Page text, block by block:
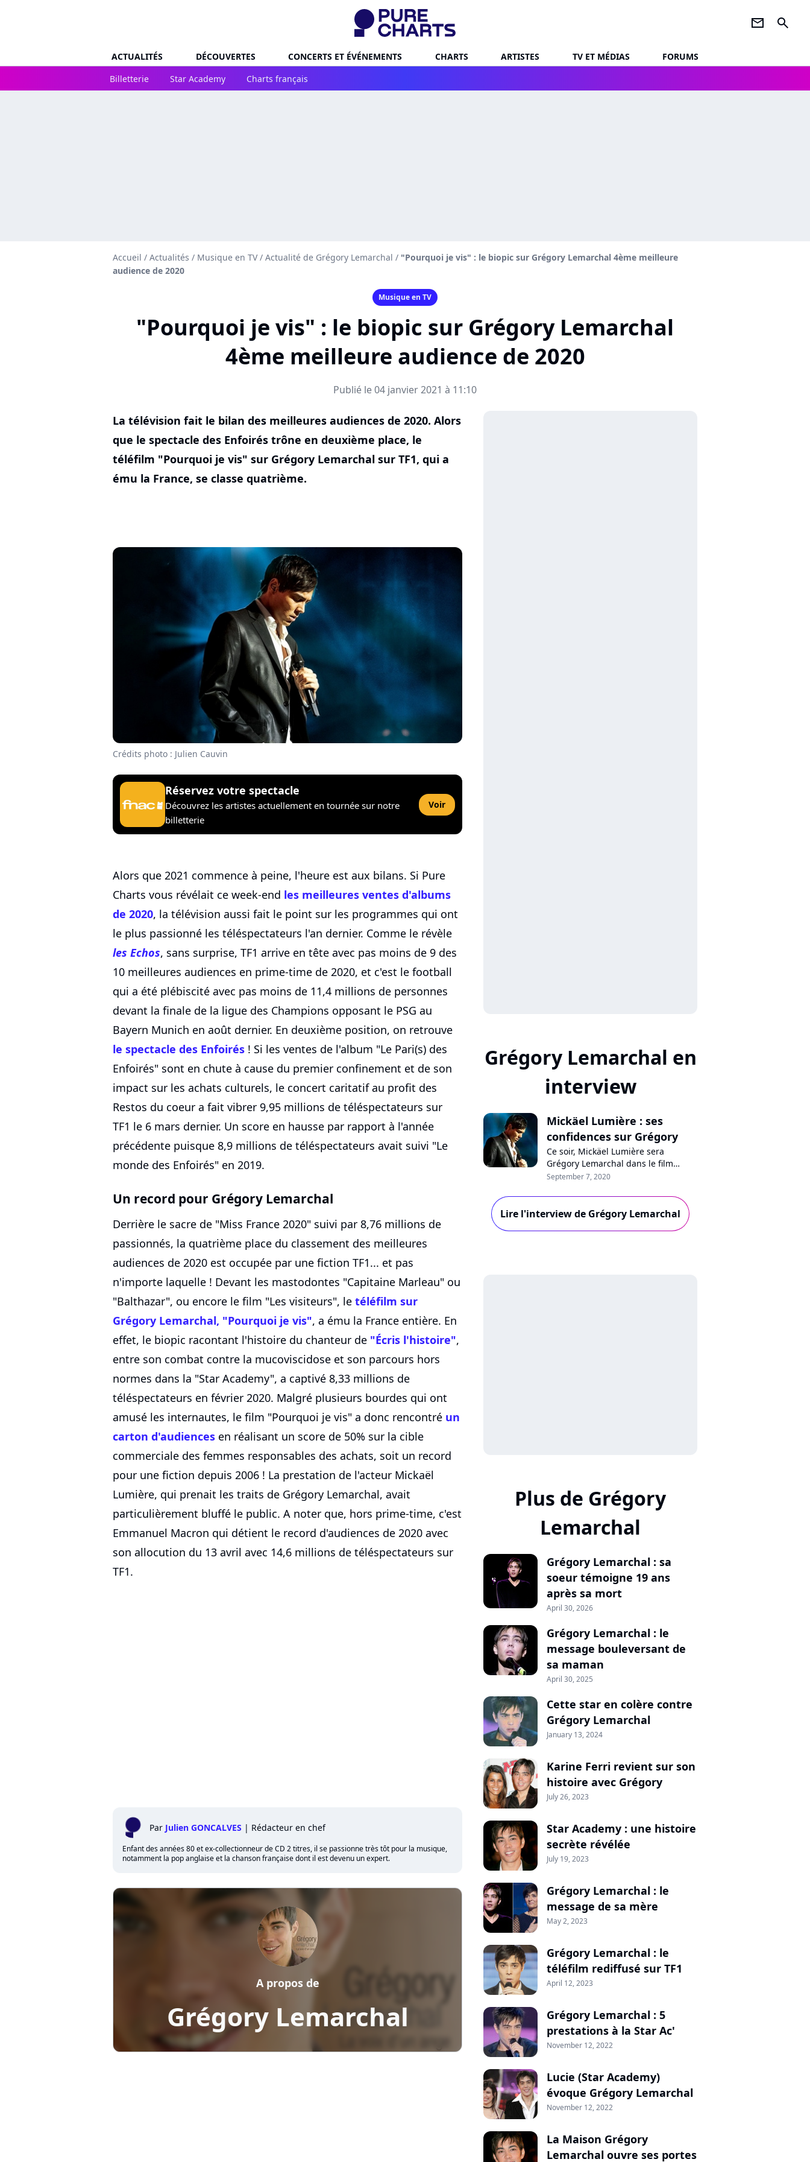
newsletter search
ACTUALITÉS DÉCOUVERTES CONCERTS ET ÉVÉNEMENTS CHARTS ARTISTES TV ET MÉDIAS
FORUMS
Billetterie
Star Academy Charts français
Accueil / Actualités / Musique en TV / Actualité de Grégory Lemarchal / "Pourquoi je vis" : le biopic sur Grégory Lemarchal 4ème meilleure
audience de 2020
Musique en TV
"Pourquoi je vis" : le biopic sur Grégory Lemarchal
4ème meilleure audience de 2020
Publié le 04 janvier 2021 à 11:10
La télévision fait le bilan des meilleures audiences de 2020. Alors
que le spectacle des Enfoirés trône en deuxième place, le
téléfilm "Pourquoi je vis" sur Grégory Lemarchal sur TF1, qui a
ému la France, se classe quatrième.
Crédits photo : Julien Cauvin
Réservez votre spectacle
Découvrez les artistes actuellement en tournée sur notre
billetterie
Voir
Alors que 2021 commence à peine, l'heure est aux bilans. Si Pure
Charts vous révélait ce week-end les meilleures ventes d'albums
de 2020, la télévision aussi fait le point sur les programmes qui ont
le plus passionné les téléspectateurs l'an dernier. Comme le révèle
les Echos, sans surprise, TF1 arrive en tête avec pas moins de 9 des
10 meilleures audiences en prime-time de 2020, et c'est le football
qui a été plébiscité avec pas moins de 11,4 millions de personnes
devant la finale de la ligue des Champions opposant le PSG au
Bayern Munich en août dernier. En deuxième position, on retrouve
le spectacle des Enfoirés ! Si les ventes de l'album "Le Pari(s) des
Enfoirés" sont en chute à cause du premier confinement et de son
impact sur les achats culturels, le concert caritatif au profit des
Restos du coeur a fait vibrer 9,95 millions de téléspectateurs sur
TF1 le 6 mars dernier. Un score en hausse par rapport à l'année
précédente puisque 8,9 millions de téléspectateurs avait suivi "Le
monde des Enfoirés" en 2019.
Un record pour Grégory Lemarchal
Derrière le sacre de "Miss France 2020" suivi par 8,76 millions de
passionnés, la quatrième place du classement des meilleures
audiences de 2020 est occupée par une fiction TF1... et pas
n'importe laquelle ! Devant les mastodontes "Capitaine Marleau" ou
"Balthazar", ou encore le film "Les visiteurs", le téléfilm sur
Grégory Lemarchal, "Pourquoi je vis", a ému la France entière. En
effet, le biopic racontant l'histoire du chanteur de "Écris l'histoire",
entre son combat contre la mucoviscidose et son parcours hors
normes dans la "Star Academy", a captivé 8,33 millions de
téléspectateurs en février 2020. Malgré plusieurs bourdes qui ont
amusé les internautes, le film "Pourquoi je vis" a donc rencontré un
carton d'audiences en réalisant un score de 50% sur la cible
commerciale des femmes responsables des achats, soit un record
pour une fiction depuis 2006 ! La prestation de l'acteur Mickaël
Lumière, qui prenait les traits de Grégory Lemarchal, avait
particulièrement bluffé le public. A noter que, hors prime-time, c'est
Emmanuel Macron qui détient le record d'audiences de 2020 avec
son allocution du 13 avril avec 14,6 millions de téléspectateurs sur
TF1.
Par Julien GONCALVES | Rédacteur en chef
Enfant des années 80 et ex-collectionneur de CD 2 titres, il se passionne très tôt pour la musique,
notamment la pop anglaise et la chanson française dont il est devenu un expert.
Grégory Lemarchal
A propos de
Grégory Lemarchal en
interview
Mickäel Lumière : ses
confidences sur Grégory
Ce soir, Mickäel Lumière sera
Grégory Lemarchal dans le film
"Pourquoi je vis", diffusé sur TF1.
pas dans le biopic ? Comment s'est
passé sa rencontre avec les parents
du gagnant de la "Star Academy",
September 7, 2020
Lire l'interview de Grégory Lemarchal
Plus de Grégory
Lemarchal
Grégory Lemarchal : sa
soeur témoigne 19 ans
après sa mort
April 30, 2026
Grégory Lemarchal : le
message bouleversant de
sa maman
April 30, 2025
Cette star en colère contre
Grégory Lemarchal
January 13, 2024
Karine Ferri revient sur son
histoire avec Grégory
July 26, 2023
Star Academy : une histoire
secrète révélée
July 19, 2023
Grégory Lemarchal : le
message de sa mère
May 2, 2023
Grégory Lemarchal : le
téléfilm rediffusé sur TF1
April 12, 2023
Grégory Lemarchal : 5
prestations à la Star Ac'
November 12, 2022
Lucie (Star Academy)
évoque Grégory Lemarchal
November 12, 2022
La Maison Grégory
Lemarchal ouvre ses portes